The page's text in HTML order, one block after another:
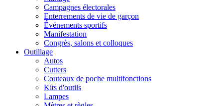
Campagnes électorales
Enterrements de vie de garçon
Événements sportifs
Manifestation
Congrès, salons et colloques
Outillage
Autos
Cutters
Couteaux de poche multifonctions
Kits d'outils
Lampes